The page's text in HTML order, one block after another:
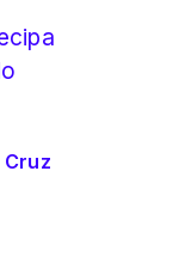
Cruz